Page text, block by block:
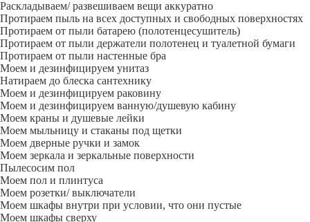
Раскладываем/ развешиваем вещи аккуратно
Протираем пыль на всех доступных и свободных поверхностях
Протираем от пыли батарею (полотенцесушитель)
Протираем от пыли держатели полотенец и туалетной бумаги
Протираем от пыли настенные бра
Моем и дезинфицируем унитаз
Натираем до блеска сантехнику
Моем и дезинфицируем раковину
Моем и дезинфицируем ванную/душевую кабину
Моем краны и душевые лейки
Моем мыльницу и стаканы под щетки
Моем дверные ручки и замок
Моем зеркала и зеркальные поверхности
Пылесосим пол
Моем пол и плинтуса
Моем розетки/ выключатели
Моем шкафы внутри при условии, что они пустые
Моем шкафы сверху